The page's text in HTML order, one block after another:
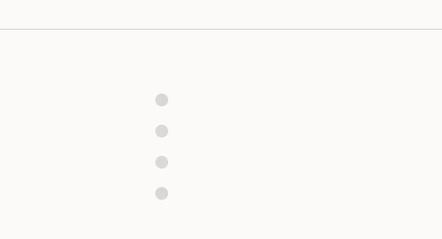
藝。，本支影片先由黃厚銘師父介紹老塗獅
新手學員和武館成員共同表演白鶴獅陣。